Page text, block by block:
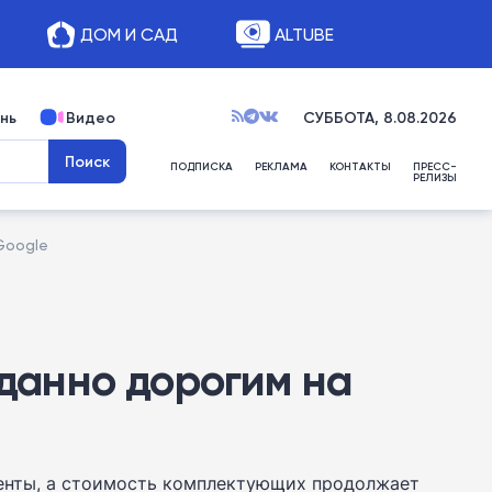
ДОМ И САД ALTUBE
Видео СУББОТА, 8.08.2026
ПОДПИСКА РЕКЛАМА КОНТАКТЫ ПРЕСС-
РЕЛИЗЫ
дорогим на
а стоимость комплектующих продолжает